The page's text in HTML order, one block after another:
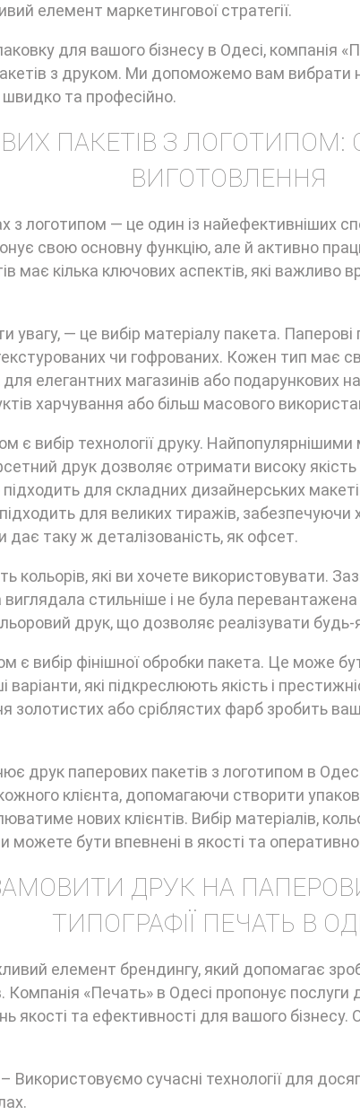
елемент маркетингової стратегії.
для вашого бізнесу в Одесі, компанія
з друком. Ми допоможемо вам
та професійно.
ПАКЕТІВ З ЛОГОТИПОМ:
ВИГОТОВЛЕННЯ
з логотипом — це один із найефективніших
свою основну функцію, але й активно
має кілька ключових аспектів, які важливо
увагу, — це вибір матеріалу пакета. Паперові
чи гофрованих. Кожен тип має
елегантних магазинів або подарункових
харчування або більш масового
є вибір технології друку.
друк дозволяє отримати високу якість
для складних дизайнерських
для великих тиражів,
таку ж деталізованість, як офсет.
кольорів, які ви хочете використовувати.
стильніше і не була
друк, що дозволяє реалізувати
вибір фінішної обробки пакета. Це може
варіанти, які підкреслюють якість і
золотистих або сріблястих фарб зробить
друк паперових пакетів з логотипом в
клієнта, допомагаючи створити
нових клієнтів. Вибір матеріалів,
можете бути впевнені в якості та
ДРУК НА
ТИПОГРАФІЇ ПЕЧАТЬ В
елемент брендингу, який допомагає
Компанія «Печать» в Одесі пропонує послуги
якості та ефективності для вашого
– Використовуємо сучасні технології для